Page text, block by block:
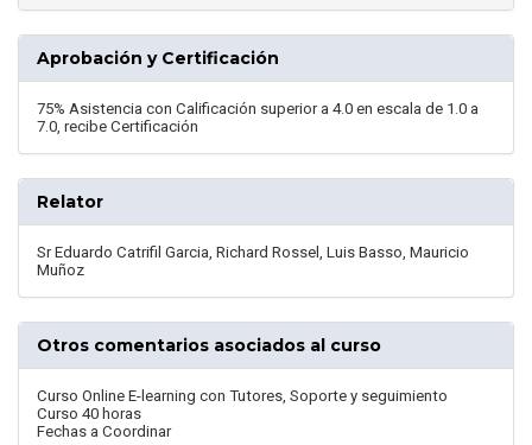
Aprobación y Certificación
75% Asistencia con Calificación superior a 4.0 en escala de 1.0 a
7.0, recibe Certificación
Relator
Sr Eduardo Catrifil Garcia, Richard Rossel, Luis Basso, Mauricio
Muñoz
Otros comentarios asociados al curso
Curso Online E-learning con Tutores, Soporte y seguimiento
Curso 40 horas
Fechas a Coordinar